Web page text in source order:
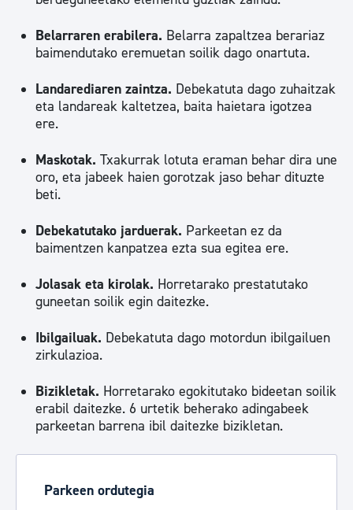
Belarraren erabilera. Belarra zapaltzea berariaz
baimendutako eremuetan soilik dago onartuta.
Landarediaren zaintza. Debekatuta dago zuhaitzak
eta landareak kaltetzea, baita haietara igotzea
ere.
Maskotak. Txakurrak lotuta eraman behar dira une
oro, eta jabeek haien gorotzak jaso behar dituzte
beti.
Debekatutako jarduerak. Parkeetan ez da
baimentzen kanpatzea ezta sua egitea ere.
Jolasak eta kirolak. Horretarako prestatutako
guneetan soilik egin daitezke.
Ibilgailuak. Debekatuta dago motordun ibilgailuen
zirkulazioa.
Bizikletak. Horretarako egokitutako bideetan soilik
erabil daitezke. 6 urtetik beherako adingabeek
parkeetan barrena ibil daitezke bizikletan.
Parkeen ordutegia